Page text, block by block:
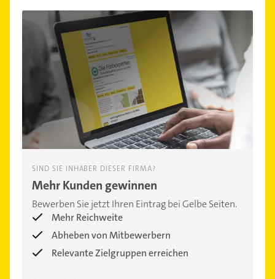
SIND SIE INHABER DIESER FIRMA?
Mehr Kunden gewinnen
Bewerben Sie jetzt Ihren Eintrag bei Gelbe Seiten.
Mehr Reichweite
Abheben von Mitbewerbern
Relevante Zielgruppen erreichen